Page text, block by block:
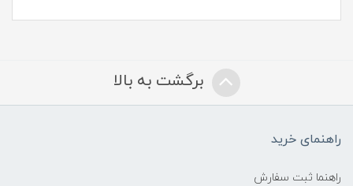
برگشت به بالا
راهنمای خرید
راهنما ثبت سفارش